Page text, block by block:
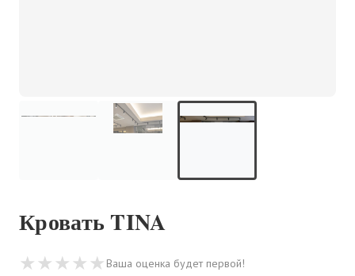
Кровать TINA
★★★★★ Ваша оценка будет первой!